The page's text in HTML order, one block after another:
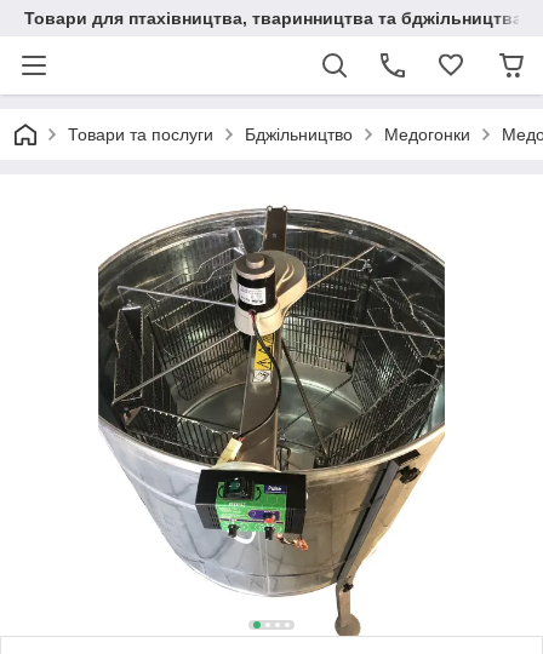
Товари для птахівництва, тваринництва та бджільництва
Товари та послуги Бджільництво Медогонки